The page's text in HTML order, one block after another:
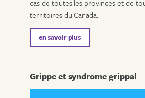
cas de toutes les provinces et de
territoires du Canada.
en savoir plus
Grippe et syndrome grippal